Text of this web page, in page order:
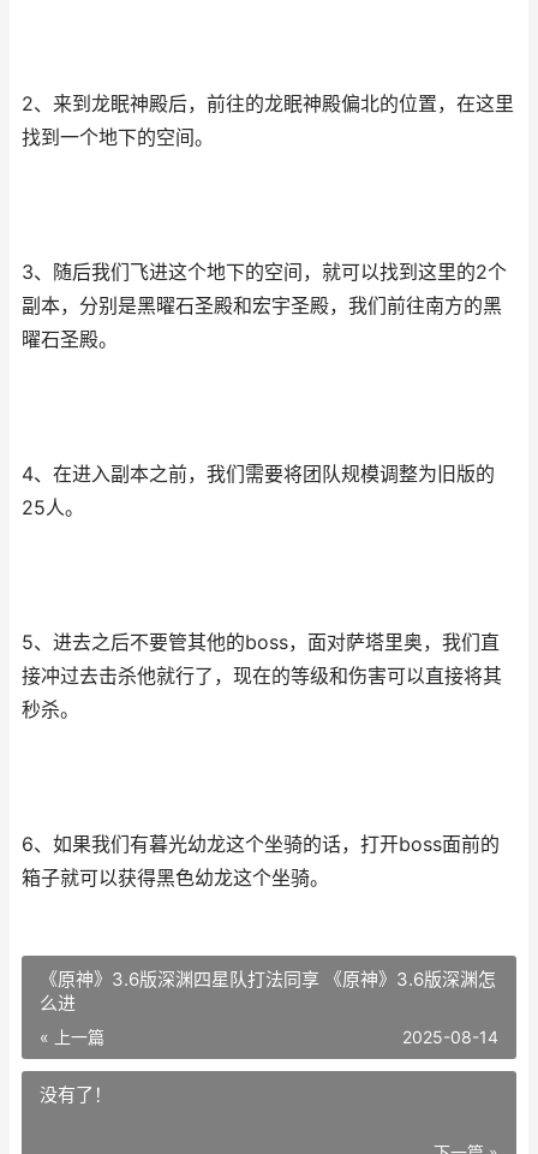
2、来到龙眠神殿后，前往的龙眠神殿偏北的位置，在这里
找到一个地下的空间。
3、随后我们飞进这个地下的空间，就可以找到这里的2个
副本，分别是黑曜石圣殿和宏宇圣殿，我们前往南方的黑
曜石圣殿。
4、在进入副本之前，我们需要将团队规模调整为旧版的
25人。
5、进去之后不要管其他的boss，面对萨塔里奥，我们直
接冲过去击杀他就行了，现在的等级和伤害可以直接将其
秒杀。
6、如果我们有暮光幼龙这个坐骑的话，打开boss面前的
箱子就可以获得黑色幼龙这个坐骑。
《原神》3.6版深渊四星队打法同享 《原神》3.6版深渊怎
么进
« 上一篇 2025-08-14
没有了！